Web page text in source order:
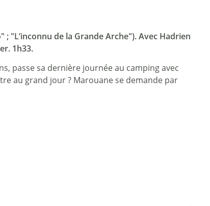
"L’inconnu de la Grande Arche"). Avec Hadrien
1h33.
passe sa dernière journée au camping avec
au grand jour ? Marouane se demande par